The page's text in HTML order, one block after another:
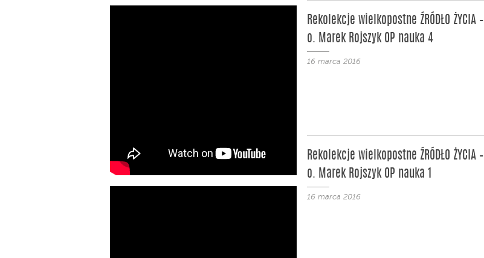
Rekolekcje wielkopostne ŹRÓDŁO ŻYCIA –
o. Marek Rojszyk OP nauka 4
16 marca 2016
Rekolekcje wielkopostne ŹRÓDŁO ŻYCIA –
o. Marek Rojszyk OP nauka 1
16 marca 2016